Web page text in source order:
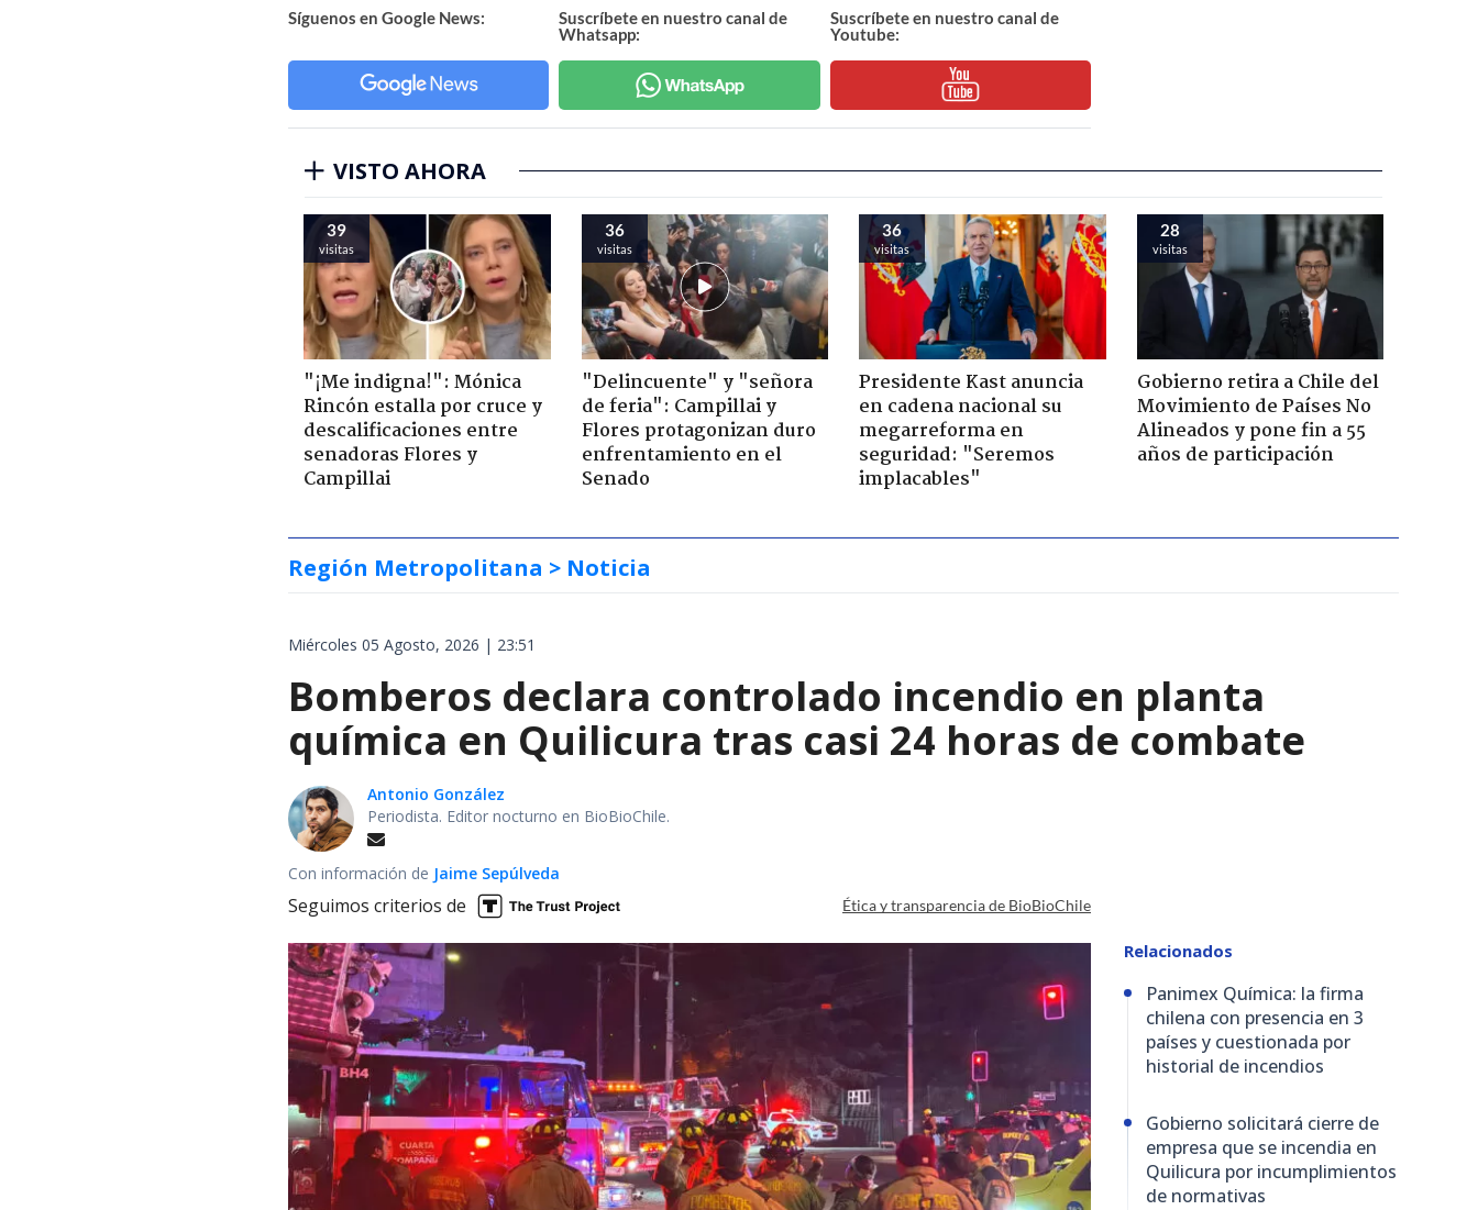
Síguenos en Google News:
Suscríbete en nuestro canal de
Whatsapp:
Suscríbete en nuestro canal de
Youtube:
VISTO AHORA
39
visitas
"¡Me indigna!": Mónica
Rincón estalla por cruce y
descalificaciones entre
senadoras Flores y
Campillai
36
visitas
"Delincuente" y "señora
de feria": Campillai y
Flores protagonizan duro
enfrentamiento en el
Senado
36
visitas
Presidente Kast anuncia
en cadena nacional su
megarreforma en
seguridad: "Seremos
implacables"
28
visitas
Gobierno retira a Chile del
Movimiento de Países No
Alineados y pone fin a 55
años de participación
Región Metropolitana > Noticia
Miércoles 05 Agosto, 2026 | 23:51
Bomberos declara controlado incendio en planta
química en Quilicura tras casi 24 horas de combate
Antonio González
Periodista. Editor nocturno en BioBioChile.
Con información de Jaime Sepúlveda
Seguimos criterios de Ética y transparencia de BioBioChile
Relacionados
Panimex Química: la firma
chilena con presencia en 3
países y cuestionada por
historial de incendios
Gobierno solicitará cierre de
empresa que se incendia en
Quilicura por incumplimientos
de normativas